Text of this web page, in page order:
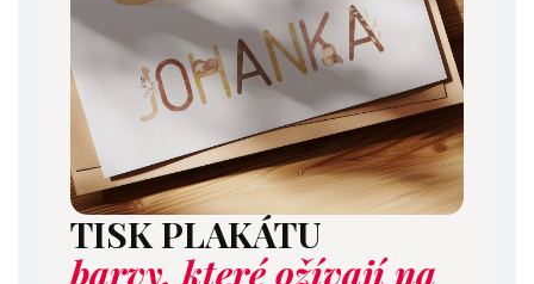
TISK PLAKÁTU
barvy, které ožívají na